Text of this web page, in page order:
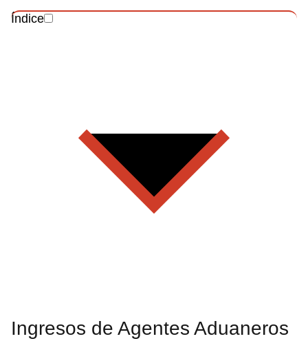
Índice
Ingresos de Agentes Aduaneros